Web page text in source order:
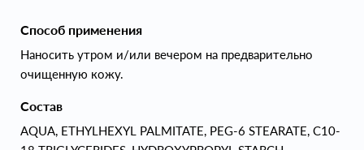
Способ применения
Наносить утром и/или вечером на предварительно
очищенную кожу.
Состав
AQUA, ETHYLHEXYL PALMITATE, PEG-6 STEARATE, C10-